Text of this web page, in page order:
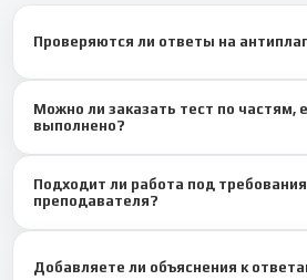
Проверяются ли ответы на
Можно ли заказать тест по частям,
выполнено?
Подходит ли работа под
преподавателя?
Добавляете ли объяснения к